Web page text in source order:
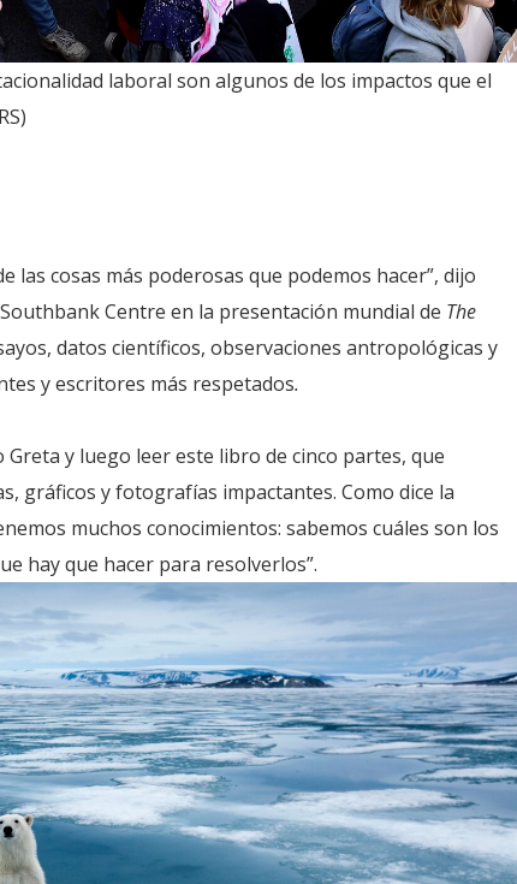
laboral son algunos de los impactos que el
las cosas más poderosas que podemos hacer”, dijo
Centre en la presentación mundial de The
datos científicos, observaciones antropológicas y
y escritores más respetados.
y luego leer este libro de cinco partes, que
gráficos y fotografías impactantes. Como dice la
muchos conocimientos: sabemos cuáles son los
hay que hacer para resolverlos”.